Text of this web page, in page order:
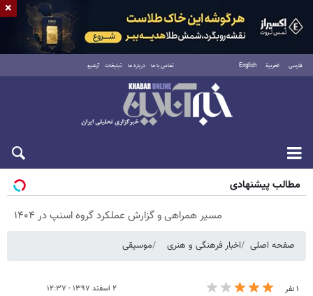
فارسی العربية English تماس با ما درباره ما تبلیغات آرشیو
شنبه ۱۷ مرداد ۱۴۰۵
مطالب پیشنهادی
مسیر همراهی و گزارش عملکرد گروه اسنپ در ۱۴۰۴
صفحه اصلی اخبار فرهنگی و هنری موسیقی
۱ نفر ۲ اسفند ۱۳۹۷ - ۱۲:۳۷
×